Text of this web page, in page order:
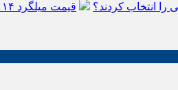
قیمت میلگرد ۱۴ نیشابور: عوامل تأثیرگذار و پیش‌بینی وضعیت بازار